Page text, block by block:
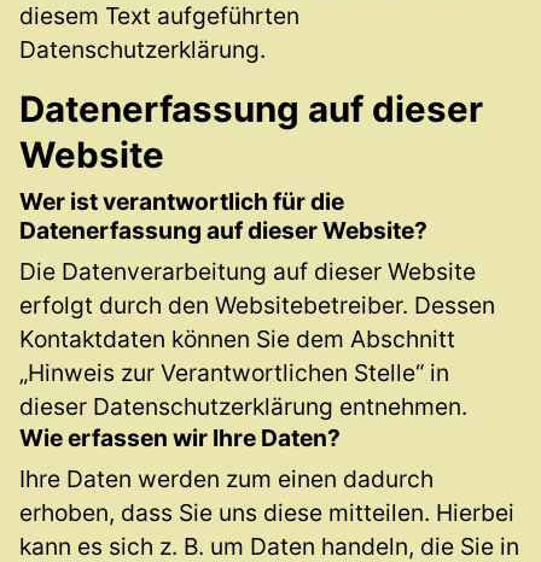
diesem Text aufgeführten
Datenschutzerklärung.
Datenerfassung auf dieser
Website
Wer ist verantwortlich für die
Datenerfassung auf dieser Website?
Die Datenverarbeitung auf dieser Website
erfolgt durch den Websitebetreiber. Dessen
Kontaktdaten können Sie dem Abschnitt
„Hinweis zur Verantwortlichen Stelle“ in
dieser Datenschutzerklärung entnehmen.
Wie erfassen wir Ihre Daten?
Ihre Daten werden zum einen dadurch
erhoben, dass Sie uns diese mitteilen. Hierbei
kann es sich z. B. um Daten handeln, die Sie in